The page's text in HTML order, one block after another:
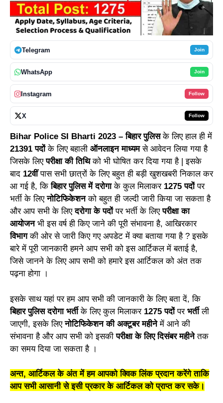
Telegram Join
WhatsApp Join
Instagram Follow
X Follow
Bihar Police SI Bharti 2023 – बिहार पुलिसके लिए हाल ही में
21391 पदोंके लिए बहाली ऑनलाइन माध्यमसे आवेदन लिया गया है
जिसके लिएपरीक्षा की तिथिको भी घोषित कर दिया गया है | इसके
बाद 12वींपास सभी छात्रों के लिए बहुत ही बड़ी खुशखबरी निकाल कर
आ गई है, कि बिहार पुलिस में दरोगाके कुल मिलाकर 1275 पदोंपर
भर्ती के लिएनोटिफिकेशनको बहुत ही जल्दी जारी किया जा सकता है
और आप सभी के लिएदरोगा के पदोंपर भर्ती के लिएपरीक्षा का
आयोजन भी इस वर्ष ही किए जाने की पूरी संभावना है, आखिरकार
विभागकी ओर से जारी किए गए अपडेट में क्या बताया गया है ? इसके
बारे में पूरी जानकारी हमने आप सभी को इस आर्टिकल में बताई है,
जिसे जानने के लिए आप सभी को हमारे इस आर्टिकल को अंत तक
पढ़ना होगा ।
इसके साथ यहां पर हम आप सभी की जानकारी के लिए बता दें, कि
बिहार पुलिस दरोगा भर्तीके लिए कुल मिलाकर 1275 पदोंपर भर्तीली
जाएगी, इसके लिएनोटिफिकेशन की अक्टूबर महीनेमें आने की
संभावना है और आप सभी को इसकीपरीक्षा के लिए दिसंबर महीनेतक
का समय दिया जा सकता है ।
अन्त, आर्टिकल के अंत में हम आपको क्विक लिंक प्रदान करेंगे ताकि
आप सभी आसानी से इसी प्रकार के आर्टिकल को प्राप्त कर सके।